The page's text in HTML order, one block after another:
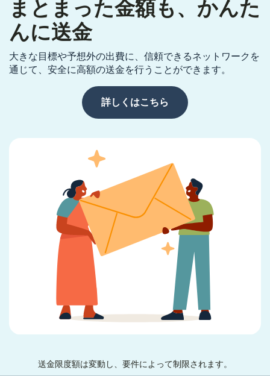
まとまった金額も、かんた
んに送金
大きな目標や予想外の出費に、信頼できるネットワークを
通じて、安全に高額の送金を行うことができます。
詳しくはこちら
送金限度額は変動し、要件によって制限されます。